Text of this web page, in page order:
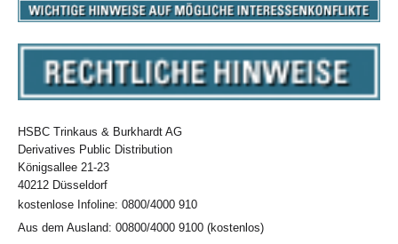
HSBC Trinkaus & Burkhardt AG
Derivatives Public Distribution
Königsallee 21-23
40212 Düsseldorf
kostenlose Infoline: 0800/4000 910
Aus dem Ausland: 00800/4000 9100 (kostenlos)